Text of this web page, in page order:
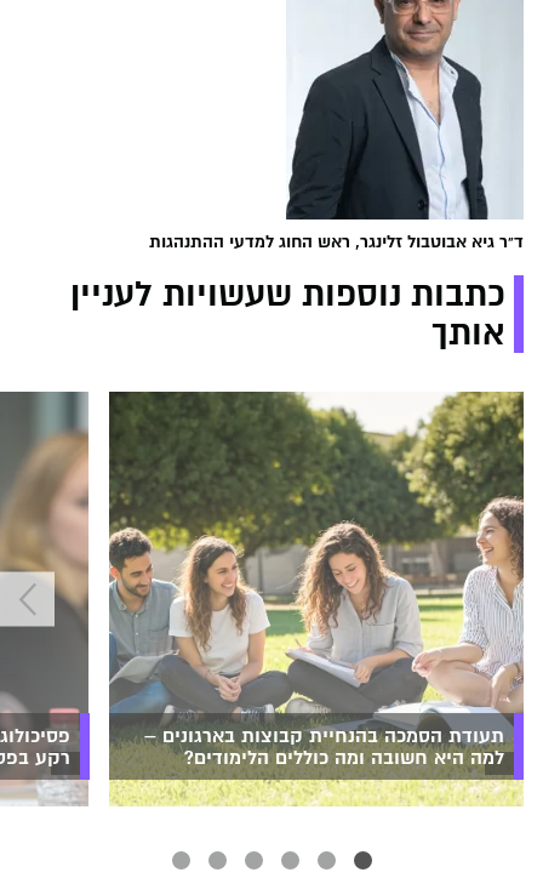
ד"ר גיא אבוטבול זלינגר, ראש החוג למדעי ההתנהגות
כתבות נוספות שעשויות לעניין
אותך
תעודת הסמכה בהנחיית קבוצות בארגונים –
למה היא חשובה ומה כוללים הלימודים?
רקע